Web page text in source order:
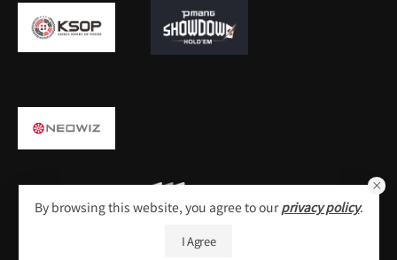
By browsing this website, you agree to ourprivacy policy.
I Agree